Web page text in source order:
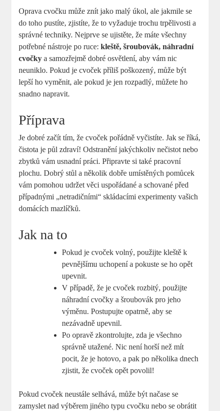
Oprava cvočku může znít jako malý úkol, ale jakmile se
do toho pustíte, zjistíte, že to vyžaduje trochu trpělivosti a
správné techniky. Nejprve se ujistěte, že máte všechny
potřebné nástroje po ruce:kleště, šroubovák, náhradní
cvočky a samozřejmě dobré osvětlení, aby vám nic
neuniklo. Pokud je cvoček příliš poškozený, může být
lepší ho vyměnit, ale pokud je jen rozpadlý, můžete ho
snadno napravit.
Příprava
Je dobré začít tím, že cvoček pořádně vyčistíte. Jak se říká,
čistota je půl zdraví! Odstranění jakýchkoliv nečistot nebo
zbytků vám usnadní práci. Připravte si také pracovní
plochu. Dobrý stůl a několik dobře umístěných pomůcek
vám pomohou udržet věci uspořádané a schované před
případnými „netradičními“ skládacími experimenty vašich
domácích mazlíčků.
Jak na to
Pokud je cvoček volný, použijte kleště k
pevnějšímu uchopení a pokuste se ho opět
upevnit.
V případě, že je cvoček rozbitý, použijte
náhradní cvočky a šroubovák pro jeho
výměnu. Postupujte opatrně, aby se
nezávadně upevnil.
Po opravě zkontrolujte, zda je všechno
správně utažené. Nic není horší než mít
pocit, že je hotovo, a pak po několika dnech
zjistit, že cvoček opět povolil!
Pokud cvoček neustále selhává, může být načase se
zamyslet nad výběrem jiného typu cvočku nebo se obrátit